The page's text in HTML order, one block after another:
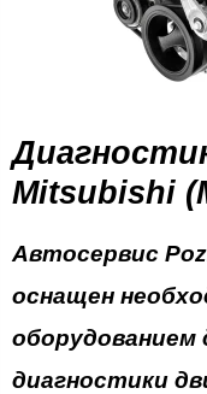
Mitsubishi
Автосервис
оснащен
оборудованием
диагностики